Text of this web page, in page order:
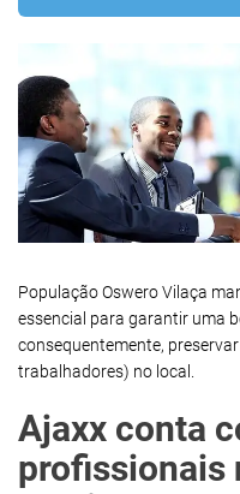
População Oswero Vilaça
essencial para garantir uma
consequentemente,
trabalhadores) no local.
Ajaxx conta
profissionais